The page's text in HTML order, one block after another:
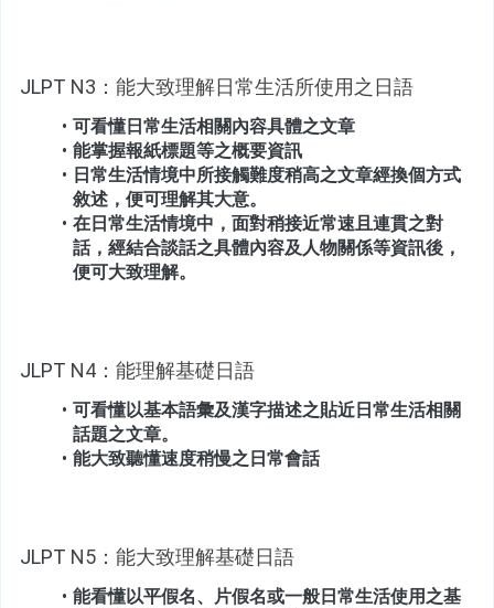
JLPT N3：能大致理解日常生活所使用之日語
可看懂日常生活相關內容具體之文章
能掌握報紙標題等之概要資訊
日常生活情境中所接觸難度稍高之文章經換個方式
敘述，便可理解其大意。
在日常生活情境中，面對稍接近常速且連貫之對
話，經結合談話之具體內容及人物關係等資訊後，
便可大致理解。
JLPT N4：能理解基礎日語
可看懂以基本語彙及漢字描述之貼近日常生活相關
話題之文章。
能大致聽懂速度稍慢之日常會話
JLPT N5：能大致理解基礎日語
能看懂以平假名、片假名或一般日常生活使用之基